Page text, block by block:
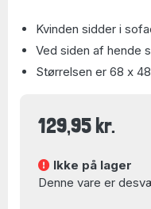
Kvinden sidder i
Ved siden af hende
Størrelsen er 68 x
129,95 kr.
Ikke på lager
Denne vare er